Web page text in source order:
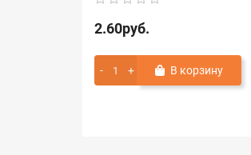
2.60руб.
В корзину